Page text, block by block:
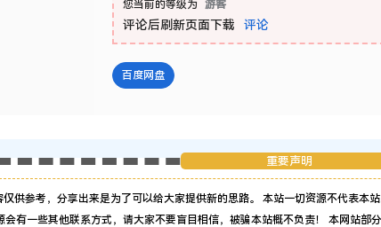
您当前的等级为 游客
评论后刷新页面下载 评论
百度网盘
重要声明
仅供参考，分享出来是为了可以给大家提供新的思路。 本站一切资源不代表本
会有一些其他联系方式，请大家不要盲目相信，被骗本站概不负责！ 本网站部